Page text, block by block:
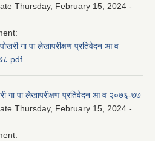
Thursday, February 15, 2024 -
गा पा लेखापरीक्षण प्रतिवेदन आ व
गा पा लेखापरीक्षण प्रतिवेदन आ व २०७६-७७
Thursday, February 15, 2024 -